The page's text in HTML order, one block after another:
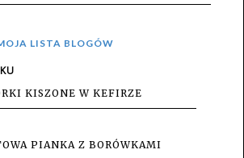
LISTA BLOGÓW
KISZONE W KEFIRZE
PIANKA Z BORÓWKAMI